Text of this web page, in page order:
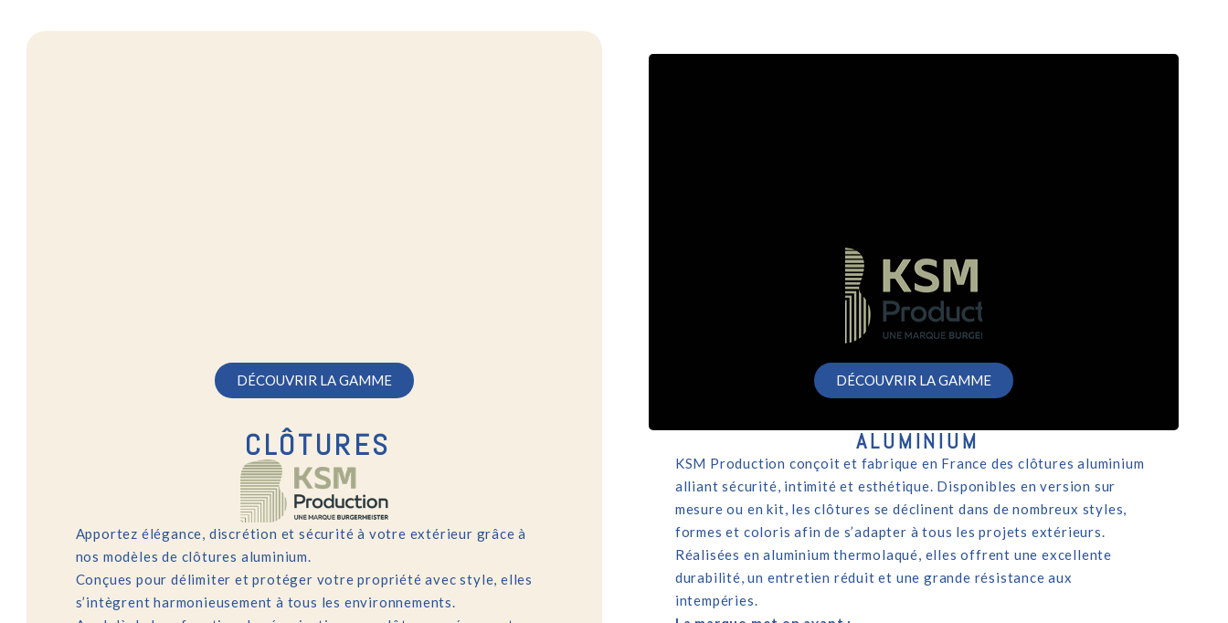
DÉCOUVRIR LA GAMME
CLÔTURES
Apportez élégance, discrétion et sécurité à votre extérieur grâce à
nos modèles de clôtures aluminium.
Conçues pour délimiter et protéger votre propriété avec style, elles
s’intègrent harmonieusement à tous les environnements.
DÉCOUVRIR LA GAMME
ALUMINIUM
KSM Production conçoit et fabrique en France des clôtures aluminium
alliant sécurité, intimité et esthétique. Disponibles en version sur
mesure ou en kit, les clôtures se déclinent dans de nombreux styles,
formes et coloris afin de s’adapter à tous les projets extérieurs.
Réalisées en aluminium thermolaqué, elles offrent une excellente
durabilité, un entretien réduit et une grande résistance aux
intempéries.